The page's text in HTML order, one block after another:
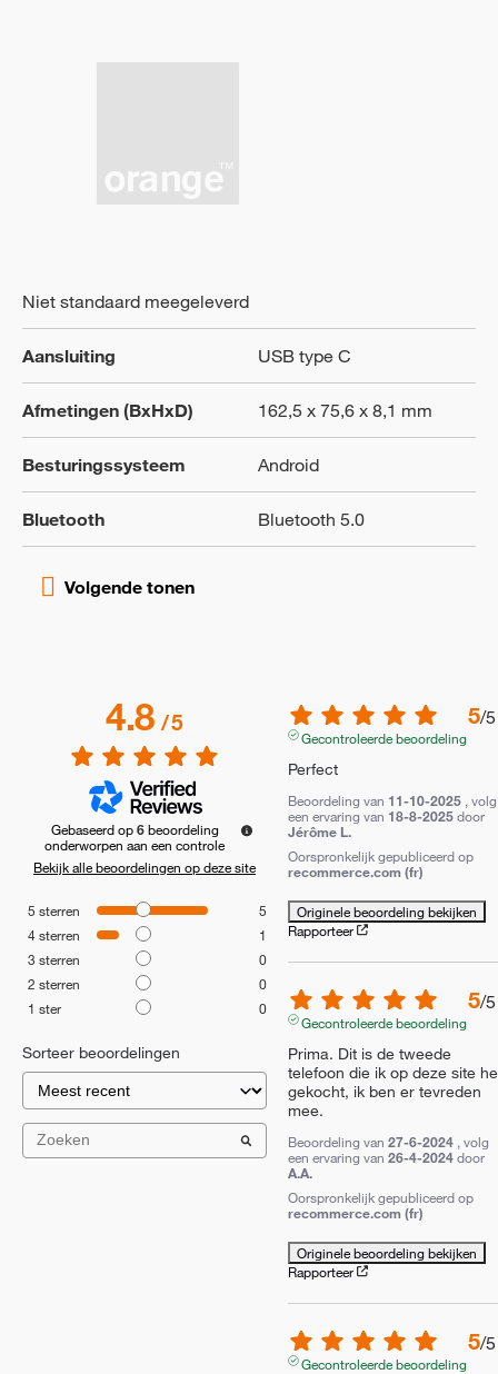
Niet standaard meegeleverd
Aansluiting USB type C
Afmetingen (BxHxD) 162,5 x 75,6 x 8,1 mm
Besturingssysteem Android
Bluetooth Bluetooth 5.0
4.8/5
Gebaseerd op6 beoordeling
onderworpen aan een controle
Bekijk alle beoordelingen op deze site
5 sterren
5
4sterren
1
3 sterren
0
2 sterren
0
1 ster 0
Sorteer beoordelingen
5/5
Gecontroleerde beoordeling
Perfect
Beoordeling van 11-10-2025 , volg
een ervaring van 18-8-2025 door
Jérôme L.
Oorspronkelijk gepubliceerd op
recommerce.com (fr)
Originele beoordeling bekijken
Rapporteer
5/5
Gecontroleerde beoordeling
Prima. Dit is de tweede
telefoon die ik op deze site
gekocht, ik ben er tevreden
mee.
Beoordeling van 27-6-2024 , volg
een ervaring van 26-4-2024 door
A.A.
Oorspronkelijk gepubliceerd op
recommerce.com (fr)
Originele beoordeling bekijken
Rapporteer
5/5
Gecontroleerde beoordeling